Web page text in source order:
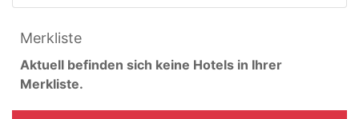
Merkliste
Aktuell befinden sich keine Hotels in Ihrer
Merkliste.